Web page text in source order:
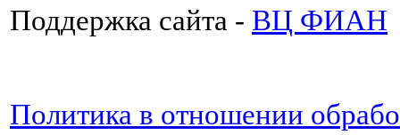
Поддержка сайта - ВЦ ФИАН
Политика в отношении